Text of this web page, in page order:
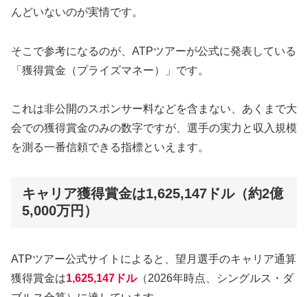
んどいないのが実情です。
そこで参考になるのが、ATPツアーが公式に発表している
「獲得賞金（プライズマネー）」です。
これは非公開のスポンサー料などを含まない、あくまで大
会での獲得賞金のみの数字ですが、選手の実力と収入規模
を測る一番信頼できる指標といえます。
キャリア獲得賞金は1,625,147ドル（約2億
5,000万円）
ATPツアー公式サイトによると、望月選手のキャリア通算
獲得賞金は1,625,147ドル（2026年時点、シングルス・ダ